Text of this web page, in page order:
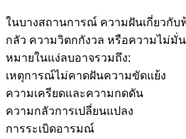
ในบางสถานการณ์ ความฝันเกี่ยวกับ
กลัว ความวิตกกังวล หรือความไม่มั่
หมายในแง่ลบอาจรวมถึง:
เหตุการณ์ไม่คาดฝันความขัดแย้ง
ความเครียดและความกดดัน
ความกลัวการเปลี่ยนแปลง
การระเบิดอารมณ์